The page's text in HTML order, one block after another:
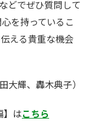
どでぜひ質問して
を持っているこ
える貴重な機会
大輝、轟木典子）
】はこちら